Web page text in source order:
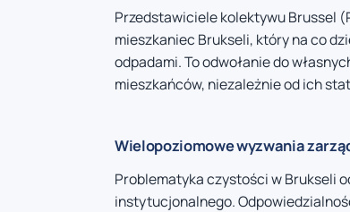
Przedstawiciele kolektywu Brussel
mieszkaniec Brukseli, który na co
odpadami. To odwołanie do
mieszkańców, niezależnie od ich
Wielopoziomowe wyzwania
Problematyka czystości w Brukseli
instytucjonalnego.